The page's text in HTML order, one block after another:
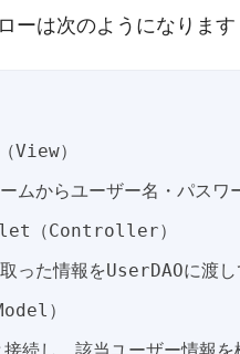
ーは次のようになります
）
（Controller）
）